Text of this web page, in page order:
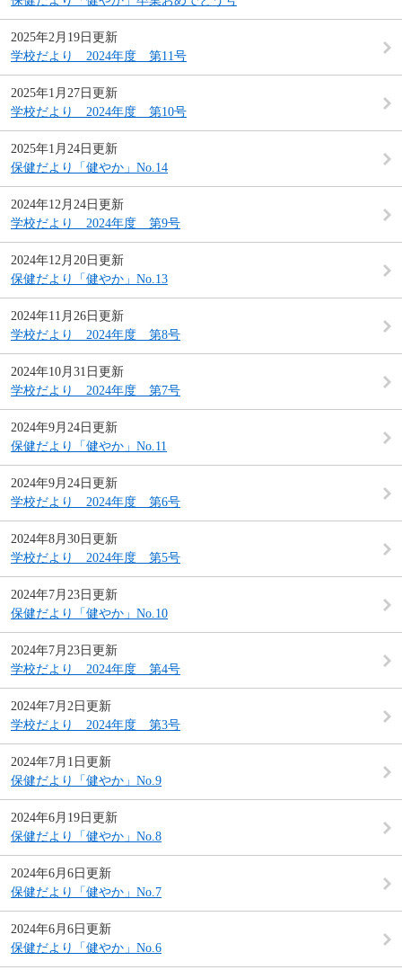
2025年2月19日更新
学校だより 2024年度 第11号
2025年1月27日更新
学校だより 2024年度 第10号
2025年1月24日更新
保健だより「健やか」No.14
2024年12月24日更新
学校だより 2024年度 第9号
2024年12月20日更新
保健だより「健やか」No.13
2024年11月26日更新
学校だより 2024年度 第8号
2024年10月31日更新
学校だより 2024年度 第7号
2024年9月24日更新
保健だより「健やか」No.11
2024年9月24日更新
学校だより 2024年度 第6号
2024年8月30日更新
学校だより 2024年度 第5号
2024年7月23日更新
保健だより「健やか」No.10
2024年7月23日更新
学校だより 2024年度 第4号
2024年7月2日更新
学校だより 2024年度 第3号
2024年7月1日更新
保健だより「健やか」No.9
2024年6月19日更新
保健だより「健やか」No.8
2024年6月6日更新
保健だより「健やか」No.7
2024年6月6日更新
保健だより「健やか」No.6